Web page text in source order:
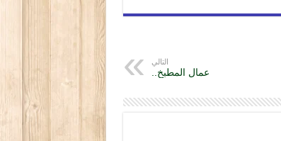
التالي
عمال المطبخ..